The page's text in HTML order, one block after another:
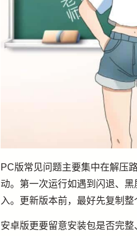
PC版常见问题主要集中在解压
动。第一次运行如遇到闪退、
入。更新版本前，最好先复制
安卓版更要留意安装包是否完